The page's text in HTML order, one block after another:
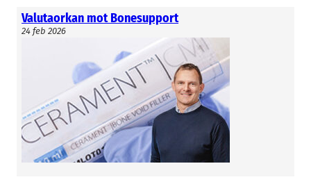
Valutaorkan mot Bonesupport
24 feb 2026